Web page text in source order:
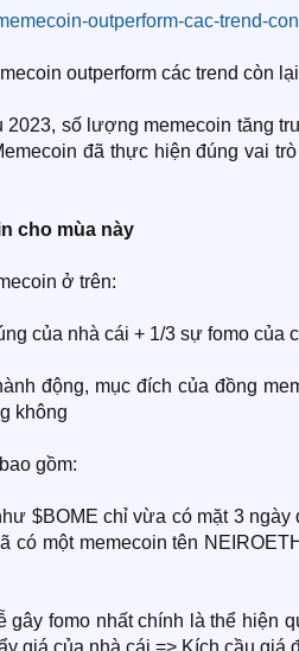
outperform các trend còn
2023, số lượng memecoin tăng
đã thực hiện đúng vai
cho mùa này​
ở trên:
của nhà cái + 1/3 sự fomo của
động, mục đích của đồng
không
gồm:
$BOME chỉ vừa có mặt 3
có một memecoin tên
gây fomo nhất chính là thể hiện
giá của nhà cái => Kích cầu giá